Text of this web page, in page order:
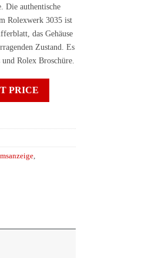
Die authentische
Rolexwerk 3035 ist
das Gehäuse
Zustand. Es
Rolex Broschüre.
PRICE
,